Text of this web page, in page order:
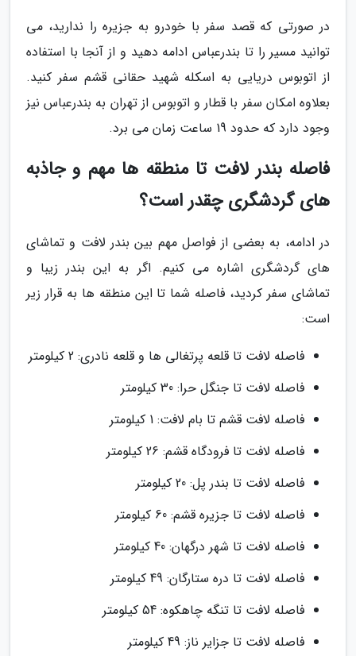
در صورتی که قصد سفر با خودرو به جزیره را ندارید، می
توانید مسیر را تا بندرعباس ادامه دهید و از آنجا با استفاده
از اتوبوس دریایی به اسکله شهید حقانی قشم سفر کنید.
بعلاوه امکان سفر با قطار و اتوبوس از تهران به بندرعباس نیز
وجود دارد که حدود 19 ساعت زمان می برد.
فاصله بندر لافت تا منطقه ها مهم و جاذبه
های گردشگری چقدر است؟
در ادامه، به بعضی از فواصل مهم بین بندر لافت و تماشای
های گردشگری اشاره می کنیم. اگر به این بندر زیبا و
تماشای سفر کردید، فاصله شما تا این منطقه ها به قرار زیر
است:
فاصله لافت تا قلعه پرتغالی ها و قلعه نادری: 2 کیلومتر
فاصله لافت تا جنگل حرا: 30 کیلومتر
فاصله لافت قشم تا بام لافت: 1 کیلومتر
فاصله لافت تا فرودگاه قشم: 26 کیلومتر
فاصله لافت تا بندر پل: 20 کیلومتر
فاصله لافت تا جزیره قشم: 60 کیلومتر
فاصله لافت تا شهر درگهان: 40 کیلومتر
فاصله لافت تا دره ستارگان: 49 کیلومتر
فاصله لافت تا تنگه چاهکوه: 54 کیلومتر
فاصله لافت تا جزایر ناز: 49 کیلومتر